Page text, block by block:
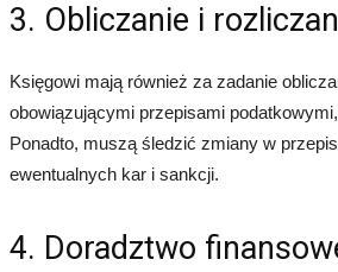
3. Obliczanie i
Księgowi mają również za zadanie
obowiązującymi przepisami
Ponadto, muszą śledzić zmiany w
ewentualnych kar i sankcji.
4. Doradztwo